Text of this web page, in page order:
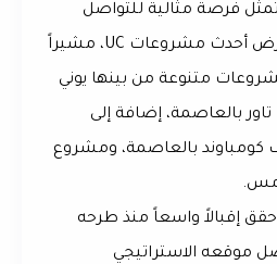
فرصة مثالية للتواصل
المباشر مع العملاء وعرض أحدث مشروعات UC، مشيراً
متنوعة من بينها يوني
بالعاصمة، إضافة إلى
كومباوند بالعاصمة، ومشروع
حقق إقبالاً واسعاً منذ طرحه
موقعه الاستراتيجي